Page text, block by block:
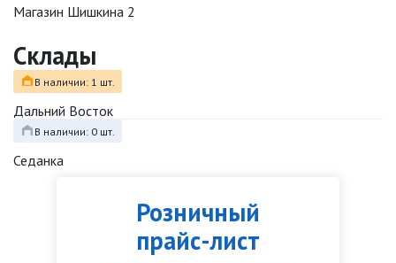
Розничный
прайс-лист
Магазин Шишкина 2
Склады
В наличии: 1 шт.
Дальний Восток
В наличии: 0 шт.
Седанка